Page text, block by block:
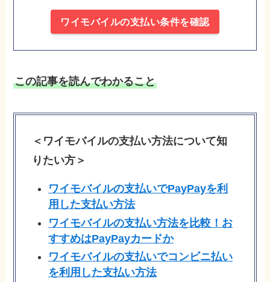
ワイモバイルの支払い条件を確認
この記事を読んでわかること
＜ワイモバイルの支払い方法について知
りたい方＞
ワイモバイルの支払いでPayPayを利
用した支払い方法
ワイモバイルの支払い方法を比較！お
すすめはPayPayカードか
ワイモバイルの支払いでコンビニ払い
を利用した支払い方法